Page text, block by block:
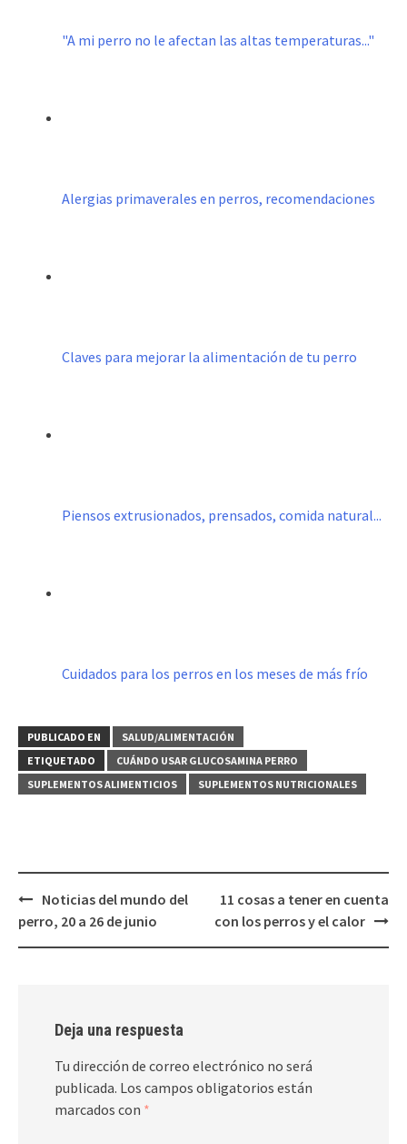
"A mi perro no le afectan las altas temperaturas..."
Alergias primaverales en perros, recomendaciones
Claves para mejorar la alimentación de tu perro
Piensos extrusionados, prensados, comida natural...
Cuidados para los perros en los meses de más frío
PUBLICADO EN
SALUD/ALIMENTACIÓN
ETIQUETADO
CUÁNDO USAR GLUCOSAMINA PERRO
SUPLEMENTOS ALIMENTICIOS
SUPLEMENTOS NUTRICIONALES
Navegación
de
entradas
Noticias del mundo del
perro, 20 a 26 de junio
11 cosas a tener en cuenta
con los perros y el calor
Deja una respuesta
Tu dirección de correo electrónico no será
publicada. Los campos obligatorios están
marcados con *